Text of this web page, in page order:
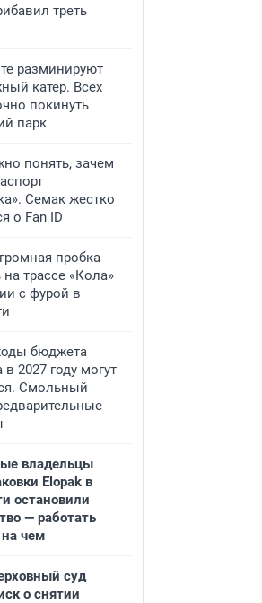
треть
разминируют
катер. Всех
покинуть
парк
понять, зачем
Семак жестко
о Fan ID
пробка
трассе «Кола»
с фурой в
бюджета
в 2027 году могут
Смольный
владельцы
Elopak в
остановили
— работать
на чем
суд
о снятии